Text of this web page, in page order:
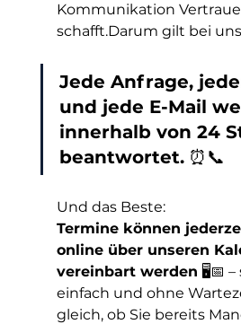
Kommunikation
schafft.Darum gilt bei
Jede Anfrage,
und jede E-Mail
innerhalb von 24
beantwortet. ⏰📞
Und das Beste:
Termine können
online über unseren
vereinbart werden 🖥️📅
einfach und ohne
gleich, ob Sie bereits